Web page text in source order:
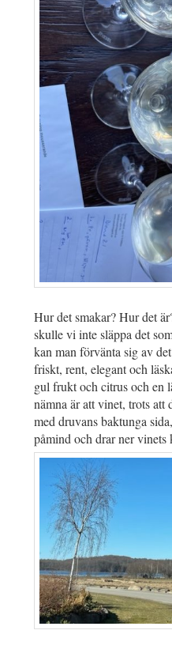
Hur det smakar? Hur det
skulle vi inte släppa det
kan man förvänta sig av
friskt, rent, elegant och
gul frukt och citrus och en
nämna är att vinet, trots att
med druvans baktunga
påmind och drar ner vinets